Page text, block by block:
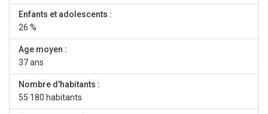
Enfants et adolescents :
26 %
Age moyen :
37 ans
Nombre d'habitants :
55 180 habitants